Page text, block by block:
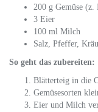
200 g Gemüse
3 Eier
100 ml Milch
Salz, Pfeffer,
So geht das zubereiten:
Blätterteig in die
Gemüsesorten
Eier und Milch